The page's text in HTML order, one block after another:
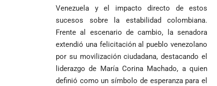
Venezuela y el impacto directo de estos
sucesos sobre la estabilidad colombiana.
Frente al escenario de cambio, la senadora
extendió una felicitación al pueblo venezolano
por su movilización ciudadana, destacando el
liderazgo de María Corina Machado, a quien
definió como un símbolo de esperanza para el
Andrés
«Gury»
Rodríguez y
Damián Pérez
Falleció el padre
Jesús Hincapié
Álzate, reconocido
sacerdote de la
elegido
presidente de
Colombia tras
una histórica y
reñida
segunda
vuelta
en un vibrante
duelo
mundialista
LA POLICRISIS
COMO HERENCIA
una Colombia
reconciliada
Diócesis de